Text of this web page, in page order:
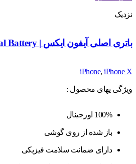
نزدیک
باتری اصلی آیفون ایکس | iPhone X Original Battery
iPhone, iPhone X
ویژگی یهای محصول :
100% اورجینال
باز شده از روی گوشی
دارای ضمانت سلامت فیزیکی